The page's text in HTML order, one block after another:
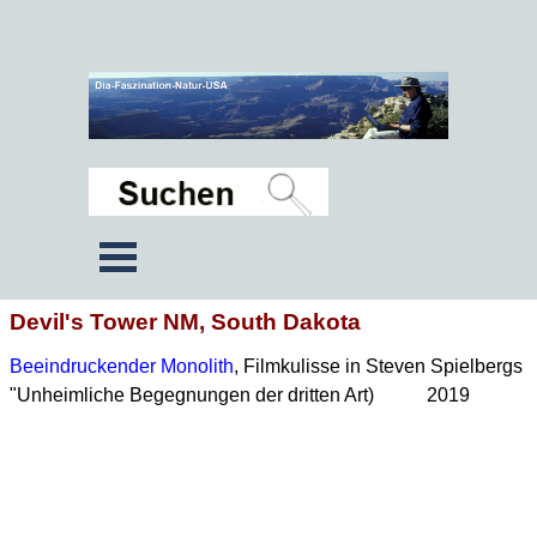
Devil's Tower NM, South Dakota
Beeindruckender Monolith, Filmkulisse in Steven Spielbergs
"Unheimliche Begegnungen der dritten Art) 2019